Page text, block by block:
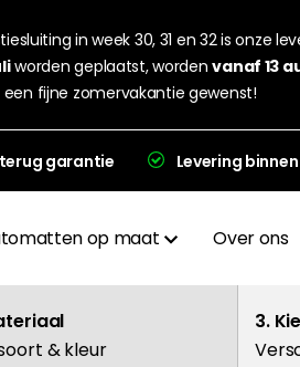
in week 30, 31 en 32 is onze
worden geplaatst, wordenvanaf 13
fijne zomervakantie gewenst!
garantie Levering
op maat Over ons
& kleur
3.